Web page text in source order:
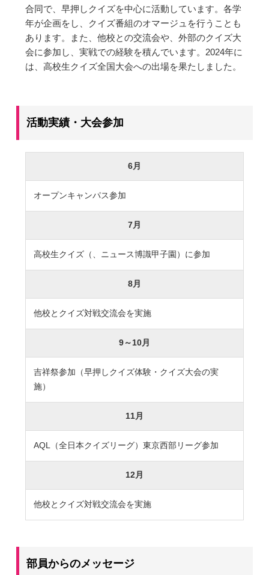
大学合格実績 進路プログラム
卒業生のメッセージ 卒業生の活躍
国際交流
1年留学の留学先
入試問題 入試Q&A
卒業生及び卒業生保護者の方へ
アクセス
お問い合わせ 個人情報保護について
合同で、早押しクイズを中心に活動しています。各学
年が企画をし、クイズ番組のオマージュを行うことも
あります。また、他校との交流会や、外部のクイズ大
会に参加し、実戦での経験を積んでいます。2024年に
は、高校生クイズ全国大会への出場を果たしました。
活動実績・大会参加
6月
オープンキャンパス参加
7月
高校生クイズ（、ニュース博識甲子園）に参加
8月
他校とクイズ対戦交流会を実施
9～10月
吉祥祭参加（早押しクイズ体験・クイズ大会の実
施）
11月
AQL（全日本クイズリーグ）東京西部リーグ参加
12月
他校とクイズ対戦交流会を実施
部員からのメッセージ